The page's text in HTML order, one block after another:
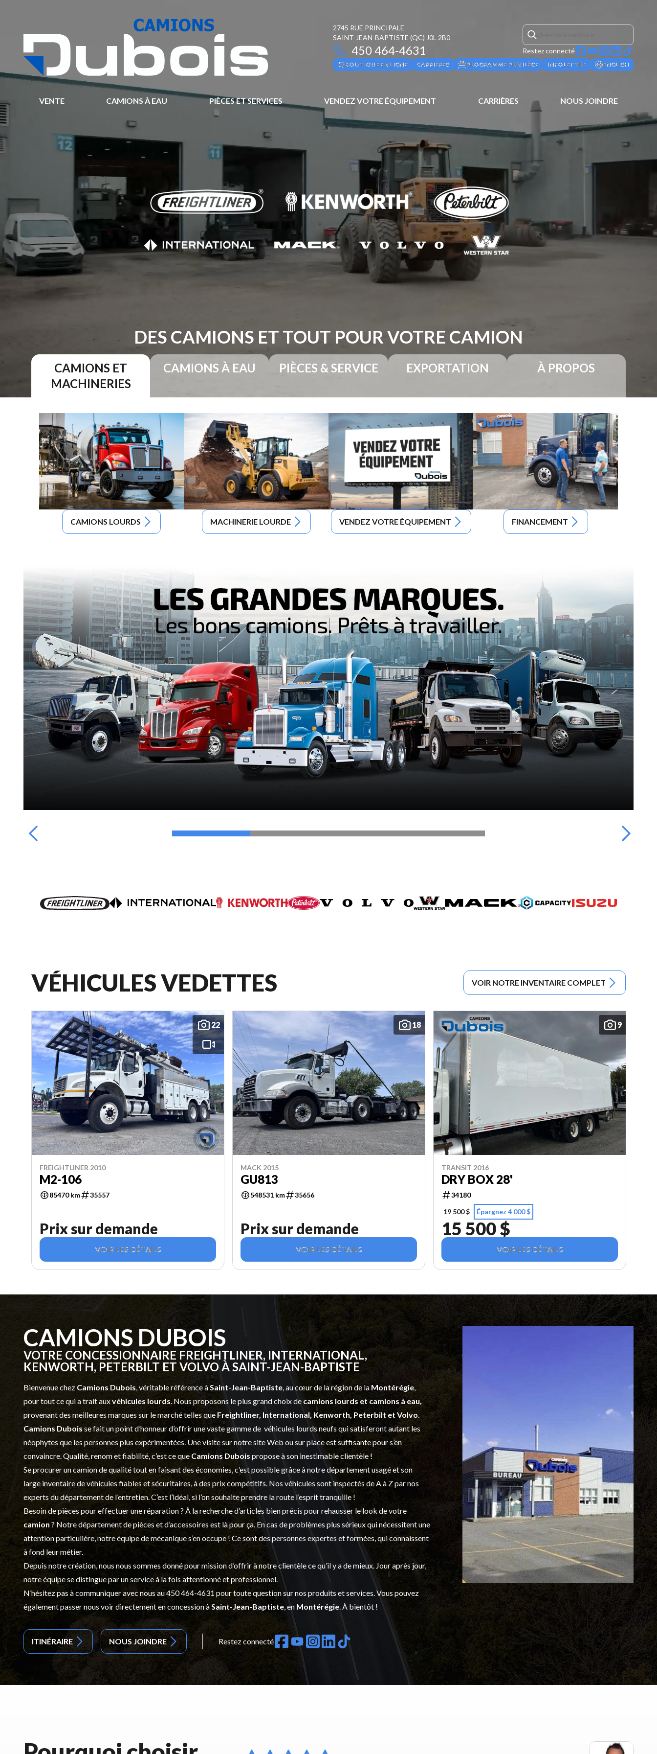
2745 RUE PRINCIPALE
SAINT-JEAN-BAPTISTE (QC) J0L 2B0
450 464-4631 Restez connecté
BOUTIQUE EN LIGNE CARRIÈRES PROGRAMME PRIVILÈGE INFOLETTRE ENGLISH
VENTE CAMIONS À EAU PIÈCES ET SERVICES VENDEZ VOTRE ÉQUIPEMENT CARRIÈRES NOUS JOINDRE
DES CAMIONS ET TOUT POUR VOTRE CAMION
CAMIONS ET
MACHINERIES
CAMIONS À EAU PIÈCES & SERVICE EXPORTATION À PROPOS
CAMIONS LOURDS MACHINERIE LOURDE VENDEZ VOTRE ÉQUIPEMENT FINANCEMENT
VÉHICULES VEDETTES VOIR NOTRE INVENTAIRE COMPLET
22
FREIGHTLINER 2010
M2-106
85470 km 35557
Prix sur demande
VOIR LES DÉTAILS
18
MACK 2015
GU813
548531 km 35656
Prix sur demande
VOIR LES DÉTAILS
9
TRANSIT 2016
DRY BOX 28'
34180
19 500 $
Épargnez 4 000 $
15 500 $
VOIR LES DÉTAILS
CAMIONS DUBOIS
VOTRE CONCESSIONNAIRE FREIGHTLINER, INTERNATIONAL,
KENWORTH, PETERBILT ET VOLVO À SAINT-JEAN-BAPTISTE
Bienvenue chez Camions Dubois, véritable référence àSaint-Jean-Baptiste, au cœur de la région de la Montérégie,
pour tout ce qui a trait auxvéhicules lourds. Nous proposons le plus grand choix de camions lourds et camions à eau,
provenant des meilleures marques sur le marché telles que Freightliner, International, Kenworth, Peterbilt et Volvo.
Camions Dubois se fait un point d’honneur d’offrir une vaste gamme de véhicules lourds neufsqui satisferont autant les
néophytes que les personnes plus expérimentées. Une visite sur notre site Web ou sur place est suffisante pour s’en
convaincre. Qualité, renom et fiabilité, c’est ce que Camions Dubois propose à son inestimable clientèle !
Se procurer un camion de qualité tout en faisant des économies, c’est possible grâce à notredépartement usagéet son
large inventaire de véhicules fiables et sécuritaires, à des prix compétitifs. Nos véhicules sont inspectés de A à Z par nos
experts du département de l’entretien. C’est l’idéal, si l’on souhaite prendre la route l’esprit tranquille !
Besoin de pièces pour effectuer une réparation ? À la recherche d’articles bien précis pour rehausser le look de votre
camion ? Notre département depièces et d’accessoires est là pour ça. En cas de problèmes plus sérieux qui nécessitent une
attention particulière, notre équipe de mécanique s’en occupe ! Ce sont des personnes expertes et formées, qui connaissent
à fond leur métier.
Depuis notre création, nous nous sommes donné pour mission d’offrir à notre clientèle ce qu’il y a de mieux. Jour après jour,
notre équipe se distingue par un service à la fois attentionné et professionnel.
N’hésitez pas à communiquer avec nous au450 464-4631 pour toute question sur nos produits et services. Vous pouvez
également passer nous voir directement en concession àSaint-Jean-Baptiste, en Montérégie. À bientôt !
ITINÉRAIRE NOUS JOINDRE Restez connecté